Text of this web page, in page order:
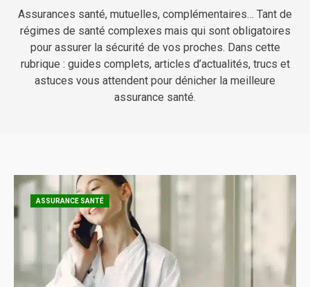
Assurances santé, mutuelles, complémentaires… Tant de
régimes de santé complexes mais qui sont obligatoires
pour assurer la sécurité de vos proches. Dans cette
rubrique : guides complets, articles d’actualités, trucs et
astuces vous attendent pour dénicher la meilleure
assurance santé.
ASSURANCE SANTÉ